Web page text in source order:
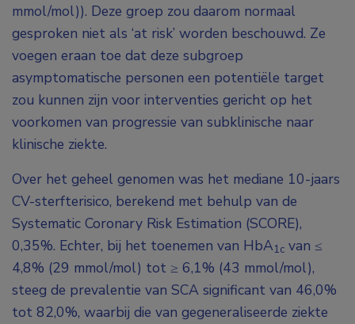
mmol/mol)). Deze groep zou daarom normaal
gesproken niet als ‘at risk’ worden beschouwd. Ze
voegen eraan toe dat deze subgroep
asymptomatische personen een potentiële target
zou kunnen zijn voor interventies gericht op het
voorkomen van progressie van subklinische naar
klinische ziekte.
Over het geheel genomen was het mediane 10-jaars
CV-sterfterisico, berekend met behulp van de
Systematic Coronary Risk Estimation (SCORE),
0,35%. Echter, bij het toenemen van HbA1c van ≤
4,8% (29 mmol/mol) tot ≥ 6,1% (43 mmol/mol),
steeg de prevalentie van SCA significant van 46,0%
tot 82,0%, waarbij die van gegeneraliseerde ziekte